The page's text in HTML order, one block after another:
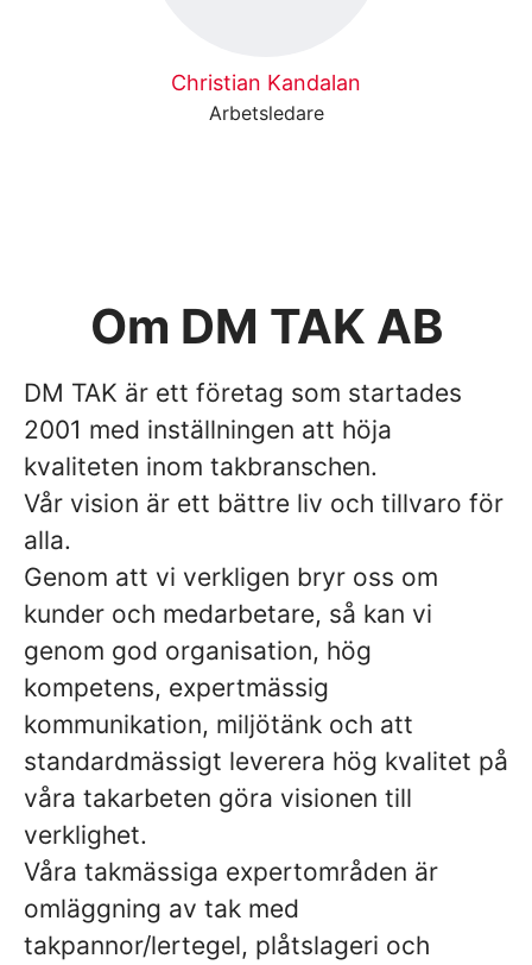
Christian Kandalan
Arbetsledare
Om DM TAK AB
DM TAK är ett företag som startades
2001 med inställningen att höja
kvaliteten inom takbranschen.
Vår vision är ett bättre liv och tillvaro för
alla.
Genom att vi verkligen bryr oss om
kunder och medarbetare, så kan vi
genom god organisation, hög
kompetens, expertmässig
kommunikation, miljötänk och att
standardmässigt leverera hög kvalitet på
våra takarbeten göra visionen till
verklighet.
Våra takmässiga expertområden är
omläggning av tak med
takpannor/lertegel, plåtslageri och